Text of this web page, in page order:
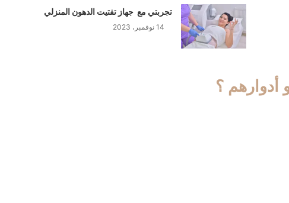
تجربتي مع جهاز تفتيت الدهون المنزلي
14 نوفمبر، 2023
أدوارهم ؟